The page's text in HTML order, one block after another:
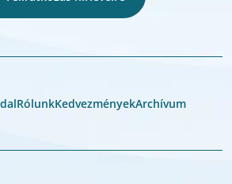
RólunkKedvezményekArchívum